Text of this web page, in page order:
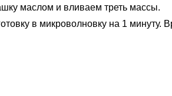
маслом и вливаем треть массы.
в микроволновку на 1 минуту.